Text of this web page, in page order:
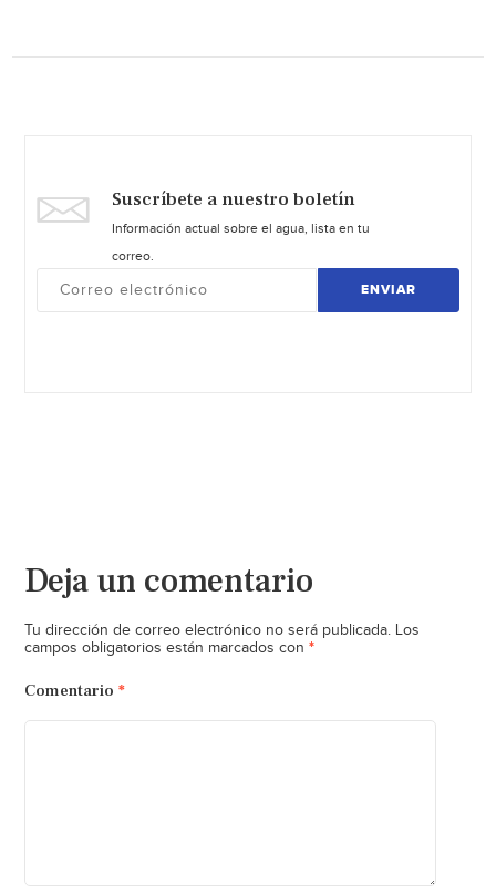
Suscríbete a nuestro boletín
Información actual sobre el agua, lista en tu
correo.
ENVIAR
Deja un comentario
Tu dirección de correo electrónico no será publicada. Los
campos obligatorios están marcados con *
Comentario *